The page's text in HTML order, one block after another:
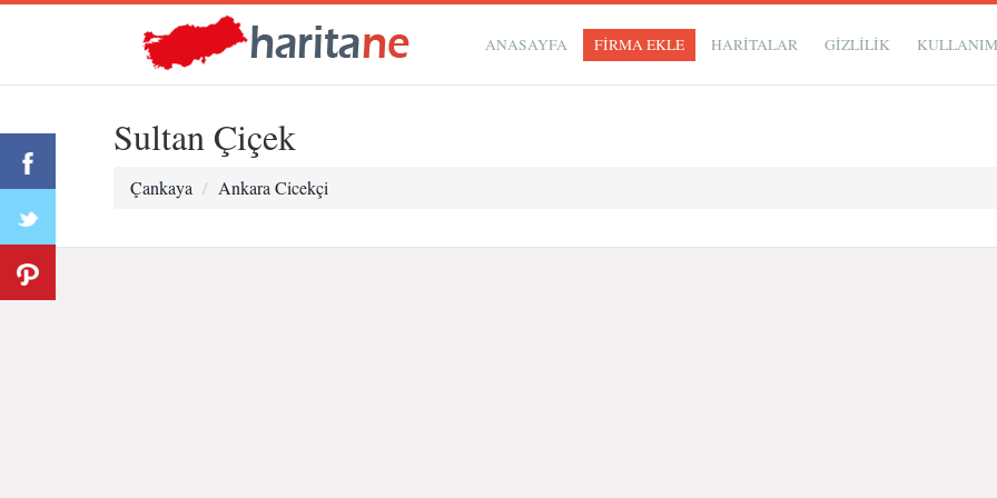
ANASAYFA FİRMA EKLE HARİTALAR GIZLILIK
Sultan Çiçek
Çankaya Ankara Cicekçi